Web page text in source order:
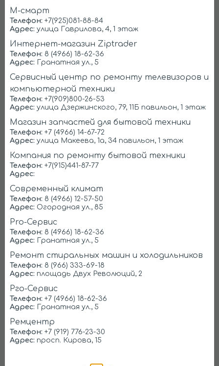
Ремонтируем любые марки
холодильников
Liebherr
LG
Bosch Electrolux
М-смарт
Телефон: +7(925)081-88-84
Адрес: улица Гаврилова, 4, 1 этаж
Интернет-магазин Ziptrader
Телефон: 8 (4966) 18-62-36
Адрес: Гранатная ул., 5
Сервисный центр по ремонту телевизоров и
компьютерной техники
Телефон: +7(909)800-26-53
Адрес: улица Дзержинского, 79, 11Б павильон, 1 этаж
Магазин запчастей для бытовой техники
Телефон: +7 (4966) 14-67-72
Адрес: улица Макеева, 1а, 34 павильон, 1 этаж
Компания по ремонту бытовой техники
Телефон: +7(915)441-87-77
Адрес:
Современный климат
Телефон: 8 (4966) 12-57-50
Адрес: Огородная ул., 85
Pro-Сервис
Телефон: 8 (4966) 18-62-36
Адрес: Гранатная ул., 5
Ремонт стиральных машин и холодильников
Телефон: 8 (966) 333-69-18
Адрес: площадь Двух Революций, 2
Рго-Сервис
Телефон: +7 (4966) 18-62-36
Адрес: Гранатная ул., 5
Ремцентр
Телефон: +7 (919) 776-23-30
Адрес: просп. Кирова, 15